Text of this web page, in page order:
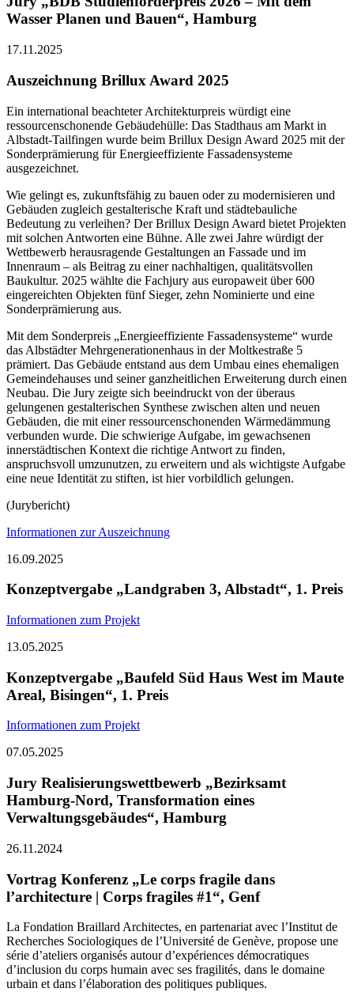
Wasser Planen und Bauen“, Hamburg
17.11.2025
Auszeichnung Brillux Award 2025
Ein international beachteter Architekturpreis würdigt eine
ressourcenschonende Gebäudehülle: Das Stadthaus am Markt in
Albstadt-Tailfingen wurde beim Brillux Design Award 2025 mit der
Sonderprämierung für Energieeffiziente Fassadensysteme
ausgezeichnet.
Wie gelingt es, zukunftsfähig zu bauen oder zu modernisieren und
Gebäuden zugleich gestalterische Kraft und städtebauliche
Bedeutung zu verleihen? Der Brillux Design Award bietet Projekten
mit solchen Antworten eine Bühne. Alle zwei Jahre würdigt der
Wettbewerb herausragende Gestaltungen an Fassade und im
Innenraum – als Beitrag zu einer nachhaltigen, qualitätsvollen
Baukultur. 2025 wählte die Fachjury aus europaweit über 600
eingereichten Objekten fünf Sieger, zehn Nominierte und eine
Sonderprämierung aus.
Mit dem Sonderpreis „Energieeffiziente Fassadensysteme“ wurde
das Albstädter Mehrgenerationenhaus in der Moltkestraße 5
prämiert. Das Gebäude entstand aus dem Umbau eines ehemaligen
Gemeindehauses und seiner ganzheitlichen Erweiterung durch einen
Neubau. Die Jury zeigte sich beeindruckt von der überaus
gelungenen gestalterischen Synthese zwischen alten und neuen
Gebäuden, die mit einer ressourcenschonenden Wärmedämmung
verbunden wurde. Die schwierige Aufgabe, im gewachsenen
innerstädtischen Kontext die richtige Antwort zu finden,
anspruchsvoll umzunutzen, zu erweitern und als wichtigste Aufgabe
eine neue Identität zu stiften, ist hier vorbildlich gelungen.
(Jurybericht)
Informationen zur Auszeichnung
16.09.2025
Konzeptvergabe „Landgraben 3, Albstadt“, 1. Preis
Informationen zum Projekt
13.05.2025
Konzeptvergabe „Baufeld Süd Haus West im Maute
Areal, Bisingen“, 1. Preis
Informationen zum Projekt
07.05.2025
Jury Realisierungswettbewerb „Bezirksamt
Hamburg-Nord, Transformation eines
Verwaltungsgebäudes“, Hamburg
26.11.2024
Vortrag Konferenz „Le corps fragile dans
l’architecture | Corps fragiles #1“, Genf
La Fondation Braillard Architectes, en partenariat avec l’Institut de
Recherches Sociologiques de l’Université de Genève, propose une
série d’ateliers organisés autour d’expériences démocratiques
d’inclusion du corps humain avec ses fragilités, dans le domaine
urbain et dans l’élaboration des politiques publiques.